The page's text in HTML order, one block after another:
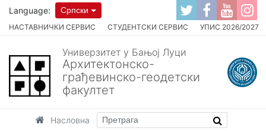
НАСТАВНИЧКИ СЕРВИС СТУДЕНТСКИ СЕРВИС УПИС 2026/2027
Language: Српски
Универзитет у Бањој Луци
Архитектонско-
грађевинско-геодетски
факултет
Насловна